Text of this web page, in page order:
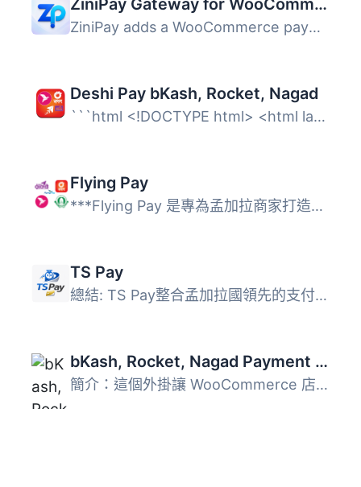
ZiniPay Gateway for WooCommerce
ZiniPay adds a WooCommerce payment method that creates a ...
Deshi Pay bKash, Rocket, Nagad
```html <!DOCTYPE html> <html lang="zh-tw&q...
Flying Pay
***Flying Pay 是專為孟加拉商家打造的一體化支付信息閘道，...
TS Pay
總結: TS Pay整合孟加拉國領先的支付閘道SSLCommerz，與Tutor...
bKash, Rocket, Nagad Payment Gateway for WooCommerce – Secure Mobile Banking in Bangladesh
簡介：這個外掛讓 WooCommerce 店主能夠以獨立的手動支付方式...